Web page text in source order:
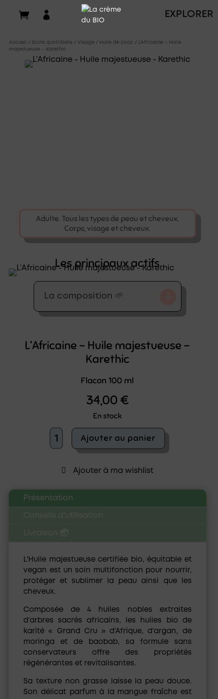
EXPLORER

Accueil / Soins quotidiens / Visage / Huile de coco / L’Africaine – Huile
majestueuse – Karethic
Adulte. Tous les types de peau et cheveux.
Corps, visage et cheveux.
Les principaux actifs
La composition 🌱
L’Africaine – Huile majestueuse –
Karethic
Flacon 100 ml
34,00€
En stock
quantité
de
-
Karethic
Ajouter au panier
Ajouter à ma wishlist
Présentation
Conseils d'utilisation
Livraison 📦
L' Huile majestueuse certifiée bio, équitable et
vegan est un soin multifonction pour nourrir,
protéger et sublimer la peau ainsi que les
cheveux.
Composée de4 huiles nobles extraites
d’arbres sacrés africains, les huiles bio de
karité « Grand Cru » d’Afrique,d'argan, de
moringa
etde baobab, sa formule
sans
conservateurs offre des propriétés
régénérantes et revitalisantes.
Sa texture non grasse laisse la peau douce.
Son délicat parfum à la mangue fraîche est